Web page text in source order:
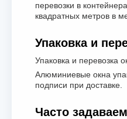
перевозки в
квадратных метров в
Упаковка и
Упаковка и перевозка
Алюминиевые окна
подписи при доставке.
Часто